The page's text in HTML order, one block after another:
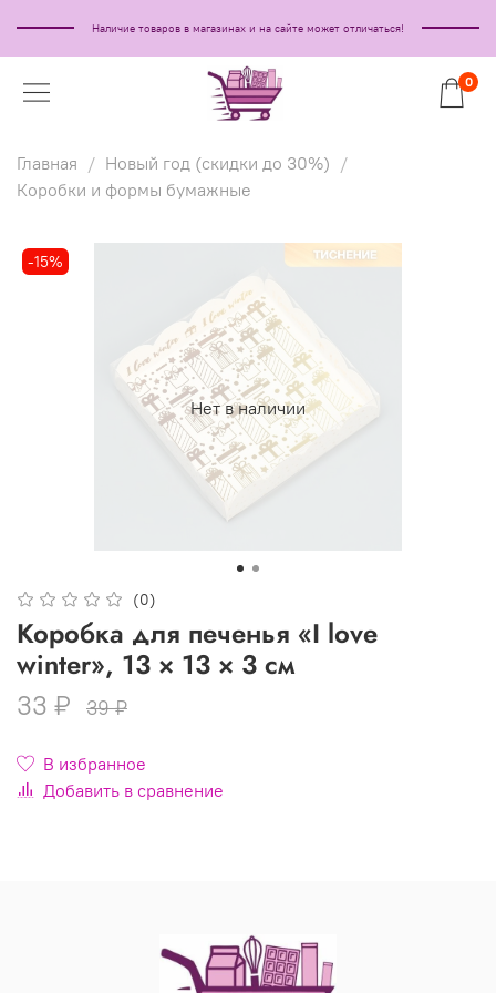
Наличие товаров в магазинах и на сайте может отличаться!
0
Главная
Новый год (скидки до 30%)
Коробки и формы бумажные
Нет в наличии
-15%
(0)
Коробка для печенья «I love
winter», 13 × 13 × 3 см
33 ₽ 39 ₽
В избранное
Добавить в сравнение